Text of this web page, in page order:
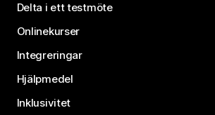
Delta i ett testmöte
Onlinekurser
Integreringar
Hjälpmedel
Inklusivitet